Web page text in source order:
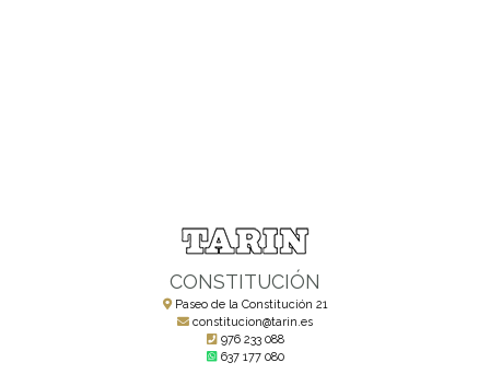
CONSTITUCIÓN
Paseo de la Constitución 21
constitucion@tarin.es
976 233 088
637 177 080